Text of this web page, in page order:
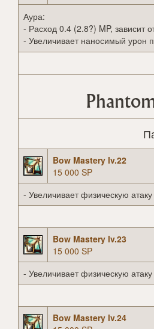
Аура:
- Расход 0.4 (2.8?) MP, зависит
- Увеличивает наносимый урон
Bow Mastery lv.22
15 000 SP
- Увеличивает физическую
Bow Mastery lv.23
15 000 SP
- Увеличивает физическую
Bow Mastery lv.24